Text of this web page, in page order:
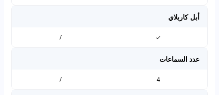
أبل كاربلاي
✓
/
عدد السماعات
4
/